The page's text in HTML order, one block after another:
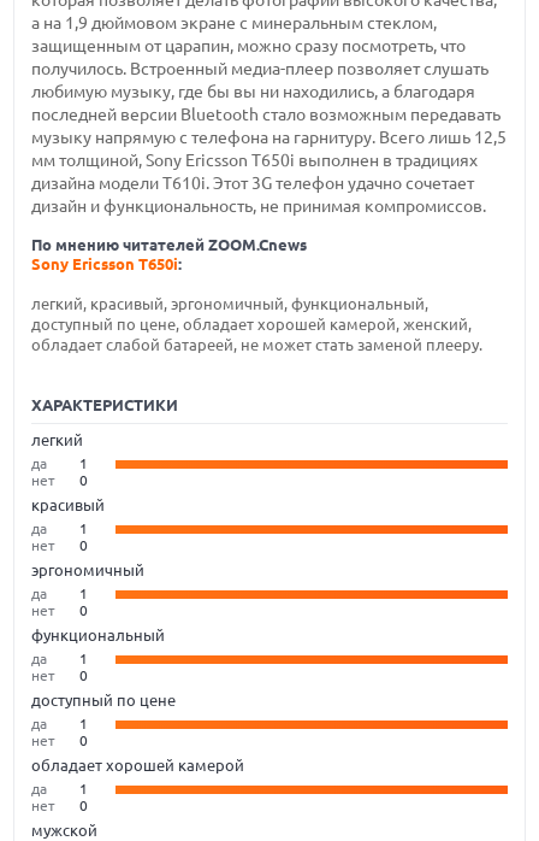
а на 1,9 дюймовом экране с минеральным стеклом,
защищенным от царапин, можно сразу посмотреть, что
получилось. Встроенный медиа-плеер позволяет слушать
любимую музыку, где бы вы ни находились, а благодаря
последней версии Bluetooth стало возможным передавать
музыку напрямую с телефона на гарнитуру. Всего лишь 12,5
мм толщиной, Sony Ericsson T650i выполнен в традициях
дизайна модели Т610i. Этот 3G телефон удачно сочетает
дизайн и функциональность, не принимая компромиссов.
По мнению читателей ZOOM.Cnews
Sony Ericsson T650i:
легкий, красивый, эргономичный, функциональный,
доступный по цене, обладает хорошей камерой, женский,
обладает слабой батареей, не может стать заменой плееру.
ХАРАКТЕРИСТИКИ
легкий
да
1
нет
0
красивый
да
1
нет
0
эргономичный
да
1
нет
0
функциональный
да
1
нет
0
доступный по цене
да
1
нет
0
обладает хорошей камерой
да
1
нет
0
мужской